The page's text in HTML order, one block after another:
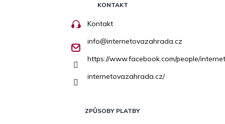
KONTAKT
Kontakt
info@internetovazahrada.cz
https://www.facebook.com/people/
internetovazahrada.cz/
ZPŮSOBY PLATBY